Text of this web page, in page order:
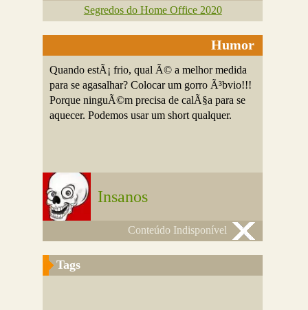
Segredos do Home Office 2020
Humor
Quando estÃ¡ frio, qual Ã© a melhor medida
para se agasalhar? Colocar um gorro Ã³bvio!!!
Porque ninguÃ©m precisa de calÃ§a para se
aquecer. Podemos usar um short qualquer.
Insanos
Conteúdo Indisponível
Tags